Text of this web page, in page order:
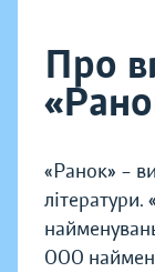
Про
«Ранок» –
000